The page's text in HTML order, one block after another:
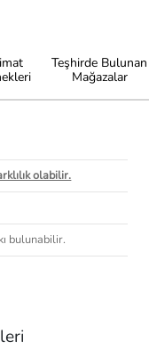
Teşhirde Bulunan
Mağazalar
olabilir.
bulunabilir.